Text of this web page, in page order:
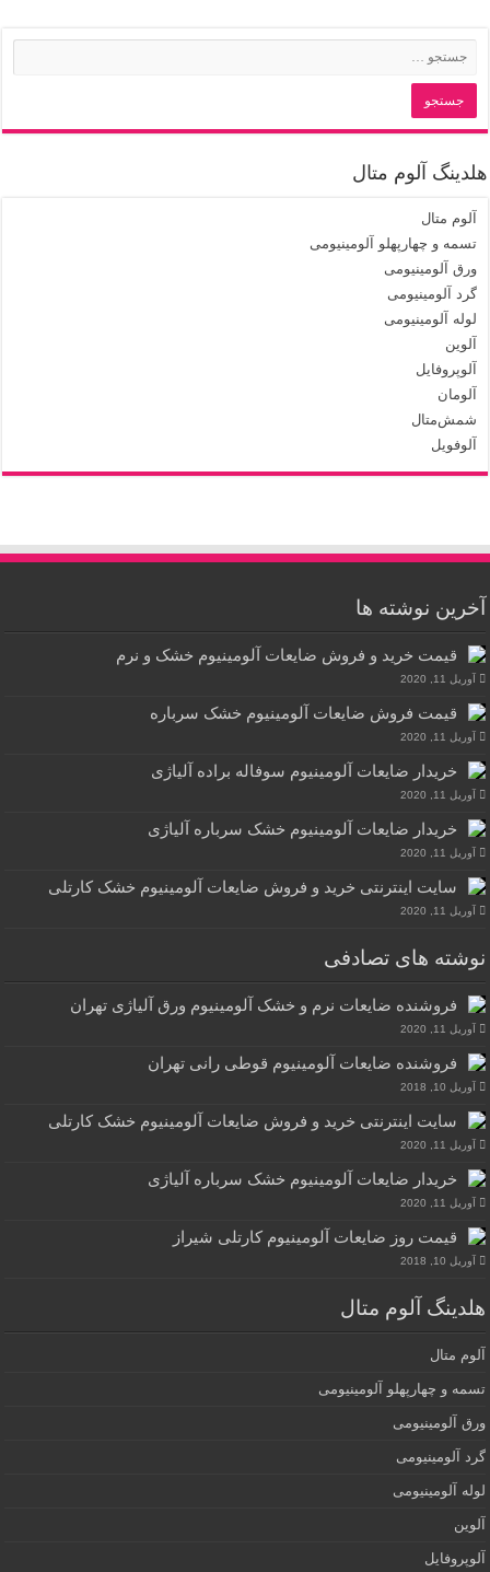
هلدینگ آلوم متال
آلوم متال
تسمه و چهارپهلو آلومینیومی
ورق آلومینیومی
گرد آلومینیومی
لوله آلومینیومی
آلوین
آلوپروفایل
آلومان
شمش‌متال
آلوفویل
آخرین نوشته ها
قیمت خرید و فروش ضایعات آلومینیوم خشک و نرم
آوریل 11, 2020
قیمت فروش ضایعات آلومینیوم خشک سرباره
آوریل 11, 2020
خریدار ضایعات آلومینیوم سوفاله براده آلیاژی
آوریل 11, 2020
خریدار ضایعات آلومینیوم خشک سرباره آلیاژی
آوریل 11, 2020
سایت اینترنتی خرید و فروش ضایعات آلومینیوم خشک کارتلی
آوریل 11, 2020
نوشته های تصادفی
فروشنده ضایعات نرم و خشک آلومینیوم ورق آلیاژی تهران
آوریل 11, 2020
فروشنده ضایعات آلومینیوم قوطی رانی تهران
آوریل 10, 2018
سایت اینترنتی خرید و فروش ضایعات آلومینیوم خشک کارتلی
آوریل 11, 2020
خریدار ضایعات آلومینیوم خشک سرباره آلیاژی
آوریل 11, 2020
قیمت روز ضایعات آلومینیوم کارتلی شیراز
آوریل 10, 2018
هلدینگ آلوم متال
آلوم متال
تسمه و چهارپهلو آلومینیومی
ورق آلومینیومی
گرد آلومینیومی
لوله آلومینیومی
آلوین
آلوپروفایل